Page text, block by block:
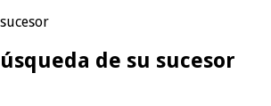
de su sucesor